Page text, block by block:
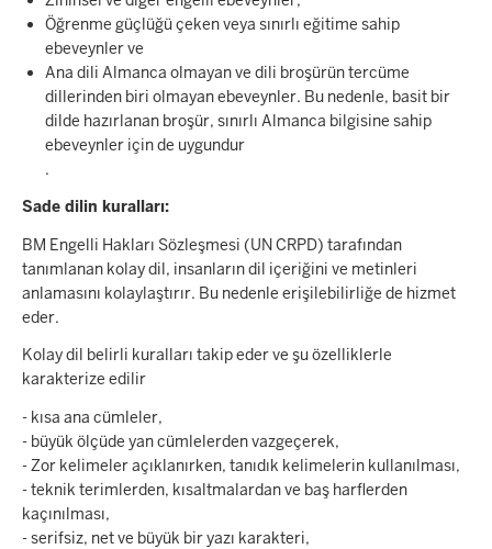
Öğrenme güçlüğü çeken veya sınırlı eğitime sahip
ebeveynler ve
Ana dili Almanca olmayan ve dili broşürün tercüme
dillerinden biri olmayan ebeveynler. Bu nedenle, basit bir
dilde hazırlanan broşür, sınırlı Almanca bilgisine sahip
ebeveynler için de uygundur
.
Sade dilin kuralları:
BM Engelli Hakları Sözleşmesi (UN CRPD) tarafından
tanımlanan kolay dil, insanların dil içeriğini ve metinleri
anlamasını kolaylaştırır. Bu nedenle erişilebilirliğe de hizmet
eder.
Kolay dil belirli kuralları takip eder ve şu özelliklerle
karakterize edilir
- kısa ana cümleler,
- büyük ölçüde yan cümlelerden vazgeçerek,
- Zor kelimeler açıklanırken, tanıdık kelimelerin kullanılması,
- teknik terimlerden, kısaltmalardan ve baş harflerden
kaçınılması,
- serifsiz, net ve büyük bir yazı karakteri,